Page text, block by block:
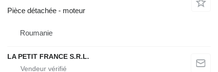
Pièce détachée - moteur
Roumanie
LA PETIT FRANCE S.R.L.